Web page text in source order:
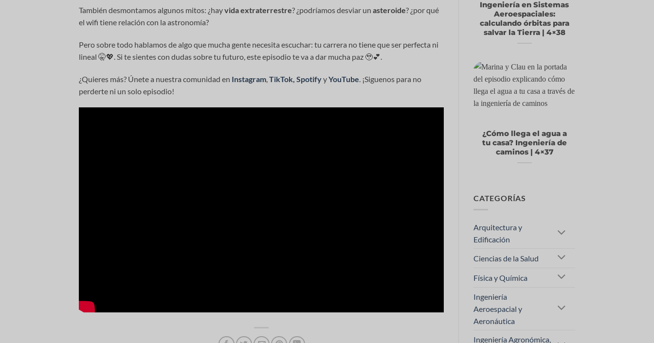
También desmontamos algunos mitos: ¿hayvida extraterrestre? ¿podríamos desviar un asteroide? ¿por qué
el wifi tiene relación con la astronomía?
Pero sobre todo hablamos de algo que mucha gente necesita escuchar: tu carrera no tiene que ser perfecta ni
lineal 🤫💖. Si te sientes con dudas sobre tu futuro, este episodio te va a dar mucha paz 🥹💕.
¿Quieres más? Únete a nuestra comunidad en Instagram,TikTok, SpotifyyYouTube. ¡Siguenos para no
perderte ni un solo episodio!
Ingeniería en Sistemas
Aeroespaciales:
calculando órbitas para
salvar la Tierra | 4×38
¿Cómo llega el agua a
tu casa? Ingeniería de
caminos | 4×37
CATEGORÍAS
Arquitectura y
Edificación
Ciencias de la Salud
Física y Química
Ingeniería
Aeroespacial y
Aeronáutica
Ingeniería Agronómica,